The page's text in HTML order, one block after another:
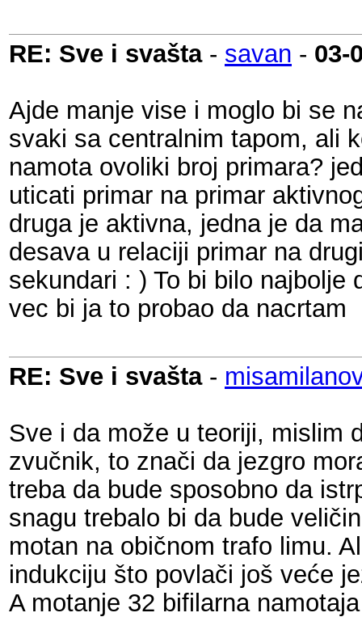
RE: Sve i svašta- savan - 03-
Ajde manje vise i moglo bi se
svaki sa centralnim tapom, ali
namota ovoliki broj primara?
uticati primar na primar
druga je aktivna, jedna je da
desava u relaciji primar na
sekundari : ) To bi bilo
vec bi ja to probao da nacrtam
RE: Sve i svašta-
Sve i da može u teoriji, mislim
zvučnik, to znači da jezgro
treba da bude sposobno da
snagu trebalo bi da bude
motan na običnom trafo limu.
indukciju što povlači još veće
A motanje 32 bifilarna